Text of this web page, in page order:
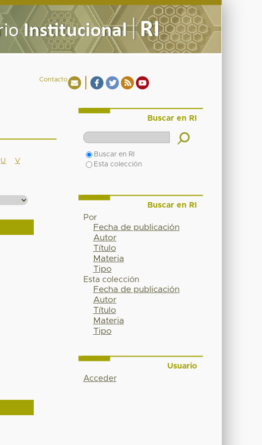
Contacto
U
V
Buscar en RI
Buscar en RI
Esta colección
Buscar en RI
Por
Fecha de publicación
Autor
Título
Materia
Tipo
Esta colección
Fecha de publicación
Autor
Título
Materia
Tipo
Usuario
Acceder